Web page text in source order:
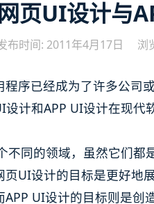
页UI设计与
布时间: 2011年4月17日 浏
序已经成为了许多公司
计和APP UI设计在现代
不同的领域，虽然它们都
UI设计的目标是更好地
UI设计的目标则是创